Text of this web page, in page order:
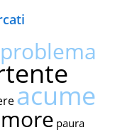
problema
acume
paura